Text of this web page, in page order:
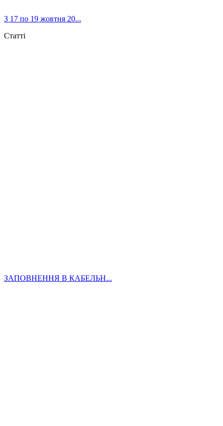
З 17 по 19 жовтня 20...
Статті
ЗАПОВНЕННЯ В КАБЕЛЬН...